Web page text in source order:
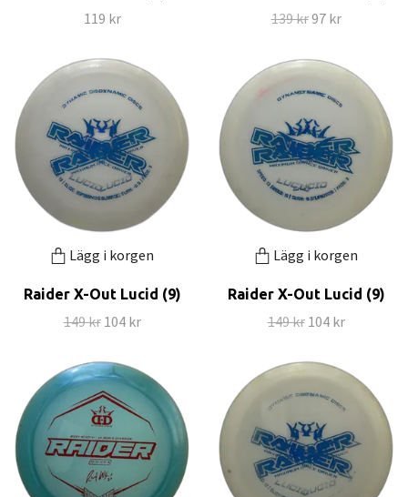
119 kr 139 kr97 kr
Lägg i korgen
Raider X-Out Lucid (9)
149 kr 104 kr
Lägg i korgen
Raider X-Out Lucid (9)
149 kr 104 kr